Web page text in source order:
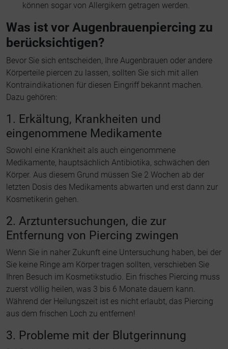
können sogar von Allergikern getragen werden.
Was ist vor Augenbrauenpiercing zu
berücksichtigen?
Bevor Sie sich entscheiden, Ihre Augenbrauen oder andere
Körperteile piercen zu lassen, sollten Sie sich mit allen
Kontraindikationen für diesen Eingriff bekannt machen.
Dazu gehören:
1. Erkältung, Krankheiten und
eingenommene Medikamente
Sowohl eine Krankheit als auch eingenommene
Medikamente, hauptsächlich Antibiotika, schwächen den
Körper. Aus diesem Grund müssen Sie 2 Wochen ab der
letzten Dosis des Medikaments abwarten und erst dann zur
Kosmetikerin gehen.
2. Arztuntersuchungen, die zur
Entfernung von Piercing zwingen
Wenn Sie in naher Zukunft eine Untersuchung haben, bei der
Sie keine Ringe am Körper tragen sollten, verschieben Sie
Ihren Besuch im Kosmetikstudio. Ein frisches Piercing muss
zuerst völlig heilen, was 3 bis 6 Monate dauern kann.
Während der Heilungszeit ist es nicht erlaubt, das Piercing
aus dem frischen Loch zu entfernen!
3. Probleme mit der Blutgerinnung